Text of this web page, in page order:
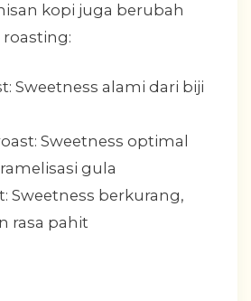
kopi juga berubah
Sweetness alami dari biji
Sweetness optimal
gula
Sweetness berkurang,
rasa pahit